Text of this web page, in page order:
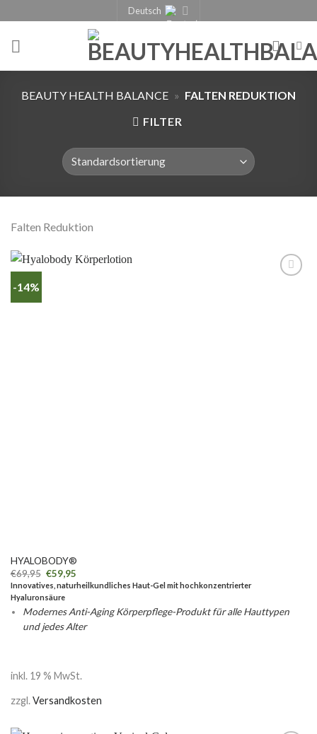
Deutsch
BEAUTY HEALTH BALANCE » FALTEN REDUKTION
FILTER
Falten Reduktion
-14%
HYALOBODY®
€69,95 €59,95
Innovatives, naturheilkundliches Haut-Gel mit hochkonzentrierter
Hyaluronsäure
Modernes Anti-Aging Körperpflege-Produkt für alle Hauttypen
und jedes Alter
inkl. 19 % MwSt.
zzgl.Versandkosten